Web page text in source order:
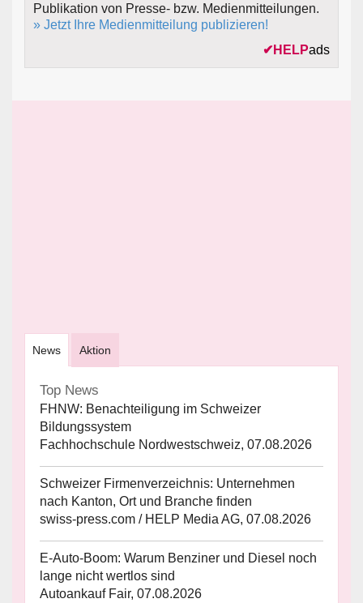
Publikation von Presse- bzw. Medienmitteilungen.
» Jetzt Ihre Medienmitteilung publizieren!
✔ HELPads
News Aktion
Top News
FHNW: Benachteiligung im Schweizer
Bildungssystem
Fachhochschule Nordwestschweiz, 07.08.2026
Schweizer Firmenverzeichnis: Unternehmen
nach Kanton, Ort und Branche finden
swiss-press.com / HELP Media AG, 07.08.2026
E-Auto-Boom: Warum Benziner und Diesel noch
lange nicht wertlos sind
Autoankauf Fair, 07.08.2026